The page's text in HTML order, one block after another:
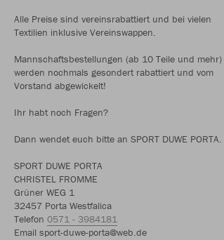
Alle Preise sind vereinsrabattiert und bei vielen
Textilien inklusive Vereinswappen.
Mannschaftsbestellungen (ab 10 Teile und mehr)
werden nochmals gesondert rabattiert und vom
Vorstand abgewickelt!
Ihr habt noch Fragen?
Dann wendet euch bitte an SPORT DUWE PORTA.
SPORT DUWE PORTA
CHRISTEL FROMME
Grüner WEG 1
32457 Porta Westfalica
Telefon 0571 - 3984181
Email sport-duwe-porta@web.de